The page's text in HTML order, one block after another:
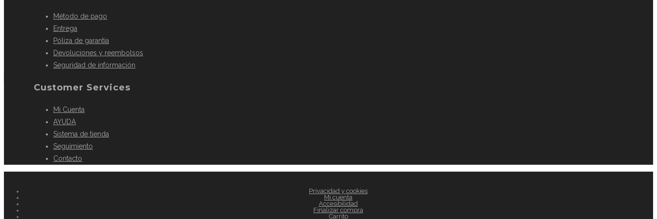
Método de pago
Entrega
Póliza de garantía
Devoluciones y reembolsos
Seguridad de información
Customer Services
Mi Cuenta
AYUDA
Sistema de tienda
Seguimiento
Contacto
Privacidad y cookies
Mi cuenta
Accesibilidad
Finalizar compra
Carrito